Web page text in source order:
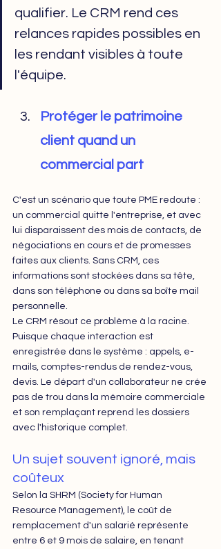
qualifier. Le CRM rend ces
relances rapides possibles en
les rendant visibles à toute
l'équipe.
Protéger le patrimoine
client quand un
commercial part
C'est un scénario que toute PME redoute :
un commercial quitte l'entreprise, et avec
lui disparaissent des mois de contacts, de
négociations en cours et de promesses
faites aux clients. Sans CRM, ces
informations sont stockées dans sa tête,
dans son téléphone ou dans sa boîte mail
personnelle.
Le CRM résout ce problème à la racine.
Puisque chaque interaction est
enregistrée dans le système : appels, e-
mails, comptes-rendus de rendez-vous,
devis. Le départ d'un collaborateur ne crée
pas de trou dans la mémoire commerciale
et son remplaçant reprend les dossiers
avec l'historique complet.
Un sujet souvent ignoré, mais
coûteux
Selon la SHRM (Society for Human
Resource Management), le coût de
remplacement d'un salarié représente
entre 6 et 9 mois de salaire, en tenant